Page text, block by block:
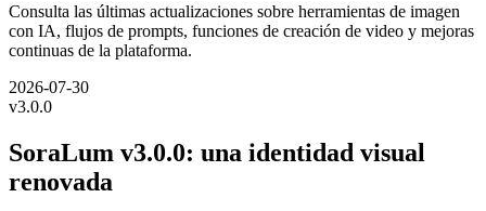
Consulta las últimas actualizaciones sobre herramientas de imagen
con IA, flujos de prompts, funciones de creación de video y mejoras
continuas de la plataforma.
2026-07-30
v3.0.0
SoraLum v3.0.0: una identidad visual
renovada